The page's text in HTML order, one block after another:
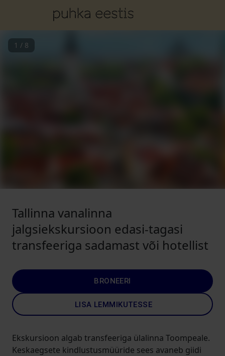
1 / 8
Tallinna vanalinna
jalgsiekskursioon edasi-tagasi
transfeeriga sadamast või hotellist
BRONEERI
LISA LEMMIKUTESSE
Ekskursioon algab transfeeriga ülalinna Toompeale.
Keskaegsete kindlustusmüüride sees avaneb giidi